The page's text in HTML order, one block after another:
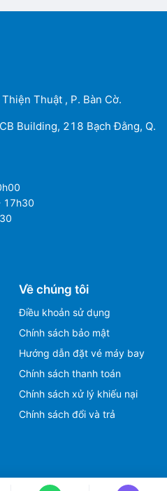
Thuật , P. Bàn Cờ.
Building, 218 Bạch Đằng, Q.
17h30
Về chúng tôi
Điều khoản sử dụng
Chính sách bảo mật
Hướng dẫn đặt vé máy bay
Chính sách thanh toán
Chính sách xử lý khiếu nại
Chính sách đổi và trả
Ms Hằng